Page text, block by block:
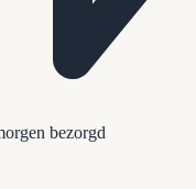
bezorgd